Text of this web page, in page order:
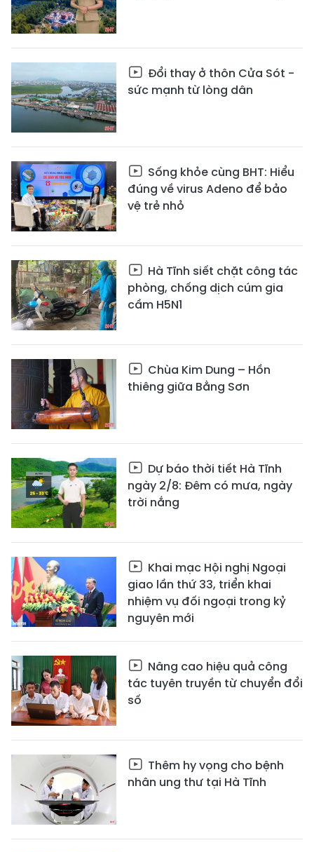
Đổi thay ở thôn Cửa Sót -
sức mạnh từ lòng dân
Sống khỏe cùng BHT: Hiểu
đúng về virus Adeno để bảo
vệ trẻ nhỏ
Hà Tĩnh siết chặt công tác
phòng, chống dịch cúm gia
cầm H5N1
Chùa Kim Dung – Hồn
thiêng giữa Bằng Sơn
Dự báo thời tiết Hà Tĩnh
ngày 2/8: Đêm có mưa, ngày
trời nắng
Khai mạc Hội nghị Ngoại
giao lần thứ 33, triển khai
nhiệm vụ đối ngoại trong kỷ
nguyên mới
Nâng cao hiệu quả công
tác tuyên truyền từ chuyển đổi
số
Thêm hy vọng cho bệnh
nhân ung thư tại Hà Tĩnh